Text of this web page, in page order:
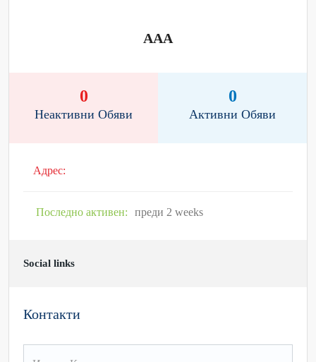
AAA
0
Неактивни Обяви
0
Активни Обяви
Адрес:
Последно активен: преди 2 weeks
Social links
Контакти